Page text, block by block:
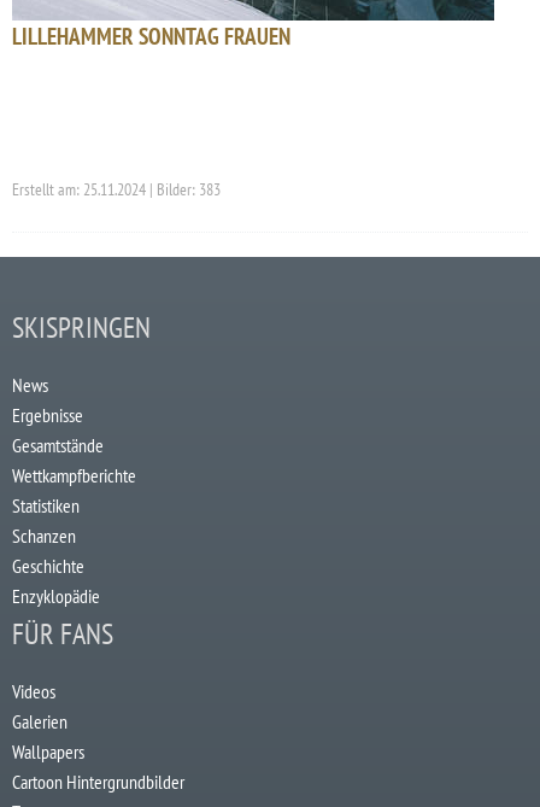
LILLEHAMMER SONNTAG FRAUEN
Erstellt am: 25.11.2024 | Bilder: 383
SKISPRINGEN
News
Ergebnisse
Gesamtstände
Wettkampfberichte
Statistiken
Schanzen
Geschichte
Enzyklopädie
FÜR FANS
Videos
Galerien
Wallpapers
Cartoon Hintergrundbilder